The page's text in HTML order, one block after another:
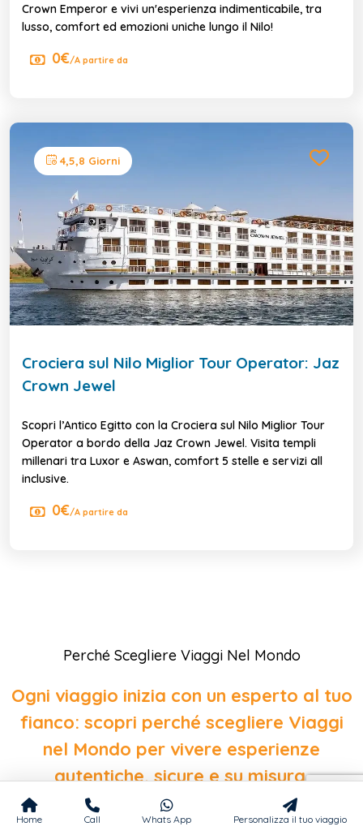
Crown Emperor e vivi un'esperienza indimenticabile, tra
lusso, comfort ed emozioni uniche lungo il Nilo!
0€/A partire da
4,5,8 Giorni
Crociera sul Nilo Miglior Tour Operator: Jaz
Crown Jewel
Scopri l’Antico Egitto con la Crociera sul Nilo Miglior Tour
Operator a bordo della Jaz Crown Jewel. Visita templi
millenari tra Luxor e Aswan, comfort 5 stelle e servizi all
inclusive.
0€/A partire da
Perché Scegliere Viaggi Nel Mondo
Ogni viaggio inizia con un esperto al tuo
fianco: scopri perché scegliere Viaggi
nel Mondo per vivere esperienze
autentiche, sicure e su misura.
Home Call Whats App Personalizza il tuo viaggio